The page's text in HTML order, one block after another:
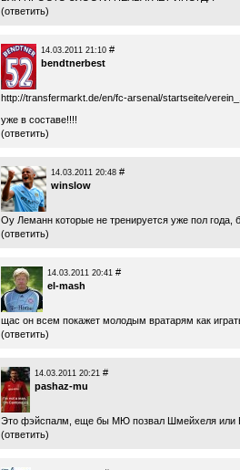
(ответить)
14.03.2011 21:10 #
bendtnerbest
http://transfermarkt.de/en/fc-arsenal/startseite/
уже в составе!!!!
(ответить)
14.03.2011 20:48 #
winslow
Оу Леманн которые не тренируется уже пол года,
(ответить)
14.03.2011 20:41 #
el-mash
щас он всем покажет молодым вратарям как
(ответить)
14.03.2011 20:21 #
pashaz-mu
Это фэйспалм, еще бы МЮ позвал Шмейхеля или
(ответить)